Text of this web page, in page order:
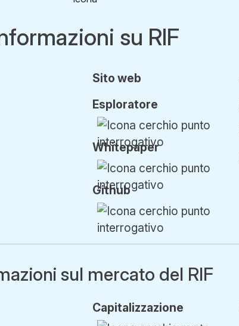
su RIF
Sito web
Esploratore
Whitepaper
Github
sul mercato del RIF
Capitalizzazione